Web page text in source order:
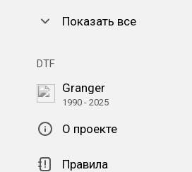
Показать все
DTF
Granger
1990 - 2025
О проекте
Правила